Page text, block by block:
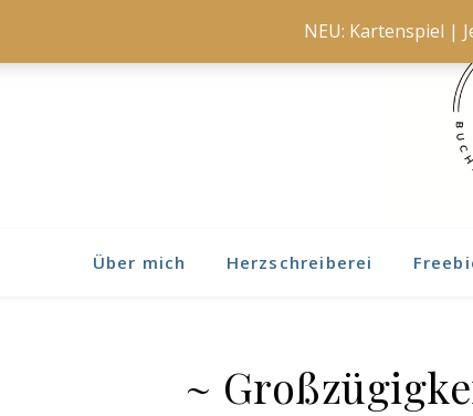
Über mich Herzschreiberei
~
NEU: Kartenspiel |